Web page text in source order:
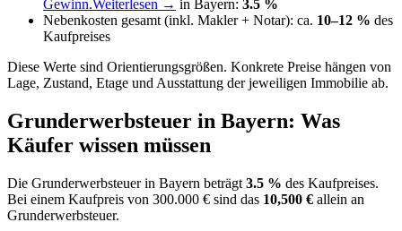
Gewinn.Weiterlesen → in Bayern: 3.5 %
Nebenkosten gesamt (inkl. Makler + Notar): ca. 10–12 % des
Kaufpreises
Diese Werte sind Orientierungsgrößen. Konkrete Preise hängen von
Lage, Zustand, Etage und Ausstattung der jeweiligen Immobilie ab.
Grunderwerbsteuer in Bayern: Was
Käufer wissen müssen
Die Grunderwerbsteuer in Bayern beträgt 3.5 % des Kaufpreises.
Bei einem Kaufpreis von 300.000 € sind das 10,500 € allein an
Grunderwerbsteuer.